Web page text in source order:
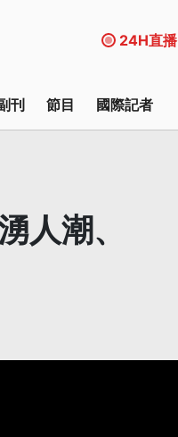
24H直播
刊 節目 國際記者
人潮、